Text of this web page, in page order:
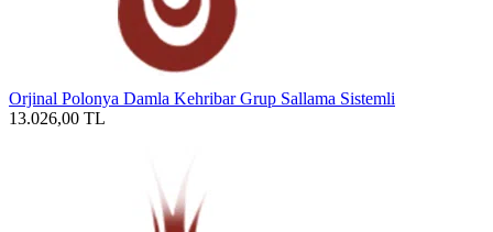
Orjinal Polonya Damla Kehribar Grup Sallama Sistemli
13.026,00 TL